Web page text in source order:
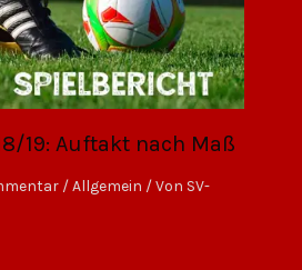
19: Auftakt nach Maß
/Allgemein / Von SV-